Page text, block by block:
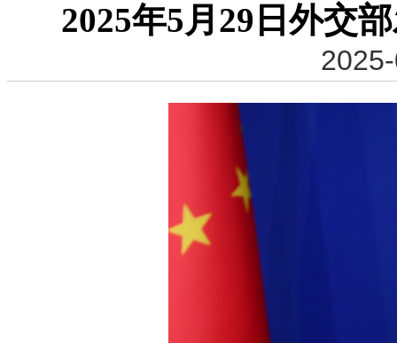
2025年5月29日外交